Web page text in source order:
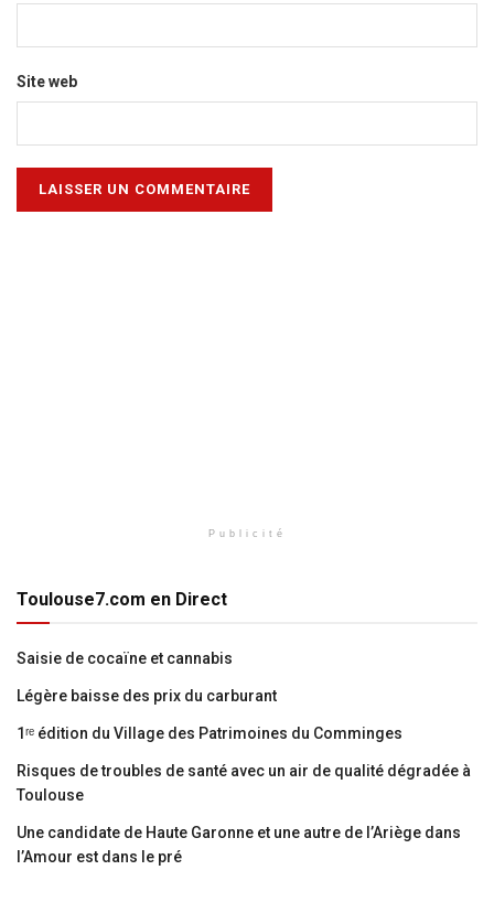
Site web
Publicité
Toulouse7.com en Direct
Saisie de cocaïne et cannabis
Légère baisse des prix du carburant
1ʳᵉ édition du Village des Patrimoines du Comminges
Risques de troubles de santé avec un air de qualité dégradée à
Toulouse
Une candidate de Haute Garonne et une autre de l’Ariège dans
l’Amour est dans le pré